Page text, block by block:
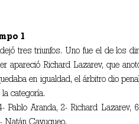
1
tres triunfos. Uno fue el de los
apareció Richard Lazarev, que
en igualdad, el árbitro dio
categoría.
Pablo Aranda, 2- Richard
Natán Cayuqueo.